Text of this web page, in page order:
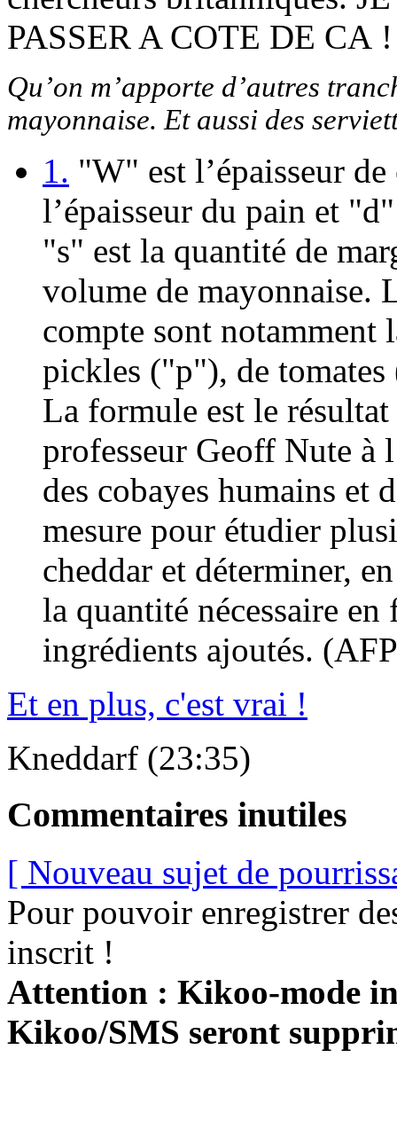
PASSER A COTE DE CA !
Qu’on m’apporte d’autres
mayonnaise. Et aussi des
1. "W" est l’épaisseur
l’épaisseur du pain et
"s" est la quantité de
volume de mayonnaise.
compte sont
pickles ("p"), de
La formule est le
professeur Geoff Nute à
des cobayes humains et
mesure pour étudier
cheddar et déterminer,
la quantité nécessaire
ingrédients ajoutés.
Et en plus, c'est vrai !
Kneddarf (23:35)
Commentaires inutiles
[ Nouveau sujet de
Pour pouvoir enregistrer
inscrit !
Attention : Kikoo-mode
Kikoo/SMS seront